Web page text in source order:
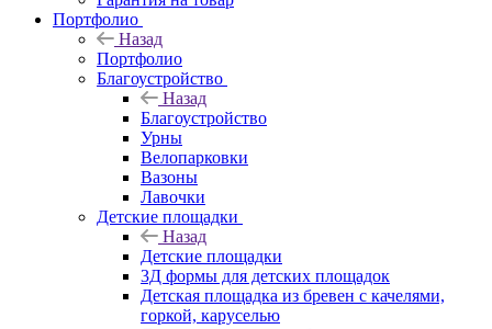
Портфолио
Назад
Портфолио
Благоустройство
Назад
Благоустройство
Урны
Велопарковки
Вазоны
Лавочки
Детские площадки
Назад
Детские площадки
3Д формы для детских площадок
Детская площадка из бревен с качелями,
горкой, каруселью